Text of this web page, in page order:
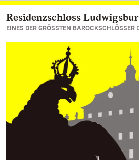
Zum Hauptinhalt springen
Residenzschloss
EINES DER GRÖSSTEN BAROCKSCHLÖSSER